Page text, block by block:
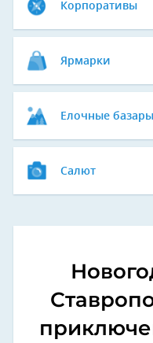
Корпоративы
Ярмарки
Елочные базары
Салют